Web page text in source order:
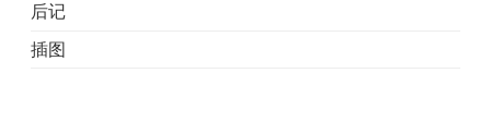
后记
插图